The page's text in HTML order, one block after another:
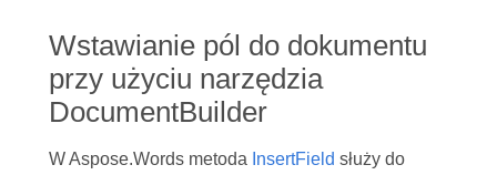
Wstawianie pól do dokumentu
przy użyciu narzędzia
DocumentBuilder
W Aspose.Words metoda InsertField służy do